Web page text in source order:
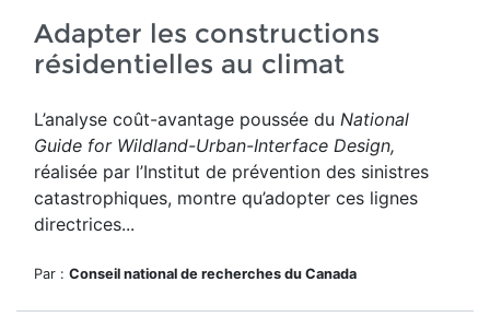
Adapter les constructions
résidentielles au climat
L’analyse coût-avantage poussée du National
Guide for Wildland-Urban-Interface Design,
réalisée par l’Institut de prévention des sinistres
catastrophiques, montre qu’adopter ces lignes
directrices...
Par : Conseil national de recherches du Canada